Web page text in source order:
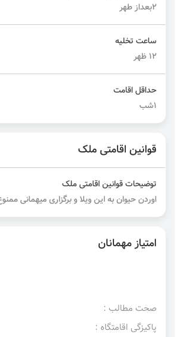
2بعداز طهر
ساعت تخلیه
12 ظهر
حداقل اقامت
1شب
قوانین اقامتی ملک
توضیحات قوانین اقامتی ملک
اوردن حیوان به این ویلا و برگزاری میهمانی
امتیاز مهمانان
صحت مطالب :
پاکیزگی اقامتگاه :